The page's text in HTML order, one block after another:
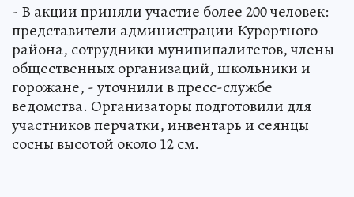
- В акции приняли участие более 200 человек:
представители администрации Курортного
района, сотрудники муниципалитетов, члены
общественных организаций, школьники и
горожане, - уточнили в пресс-службе
ведомства. Организаторы подготовили для
участников перчатки, инвентарь и сеянцы
сосны высотой около 12 см.